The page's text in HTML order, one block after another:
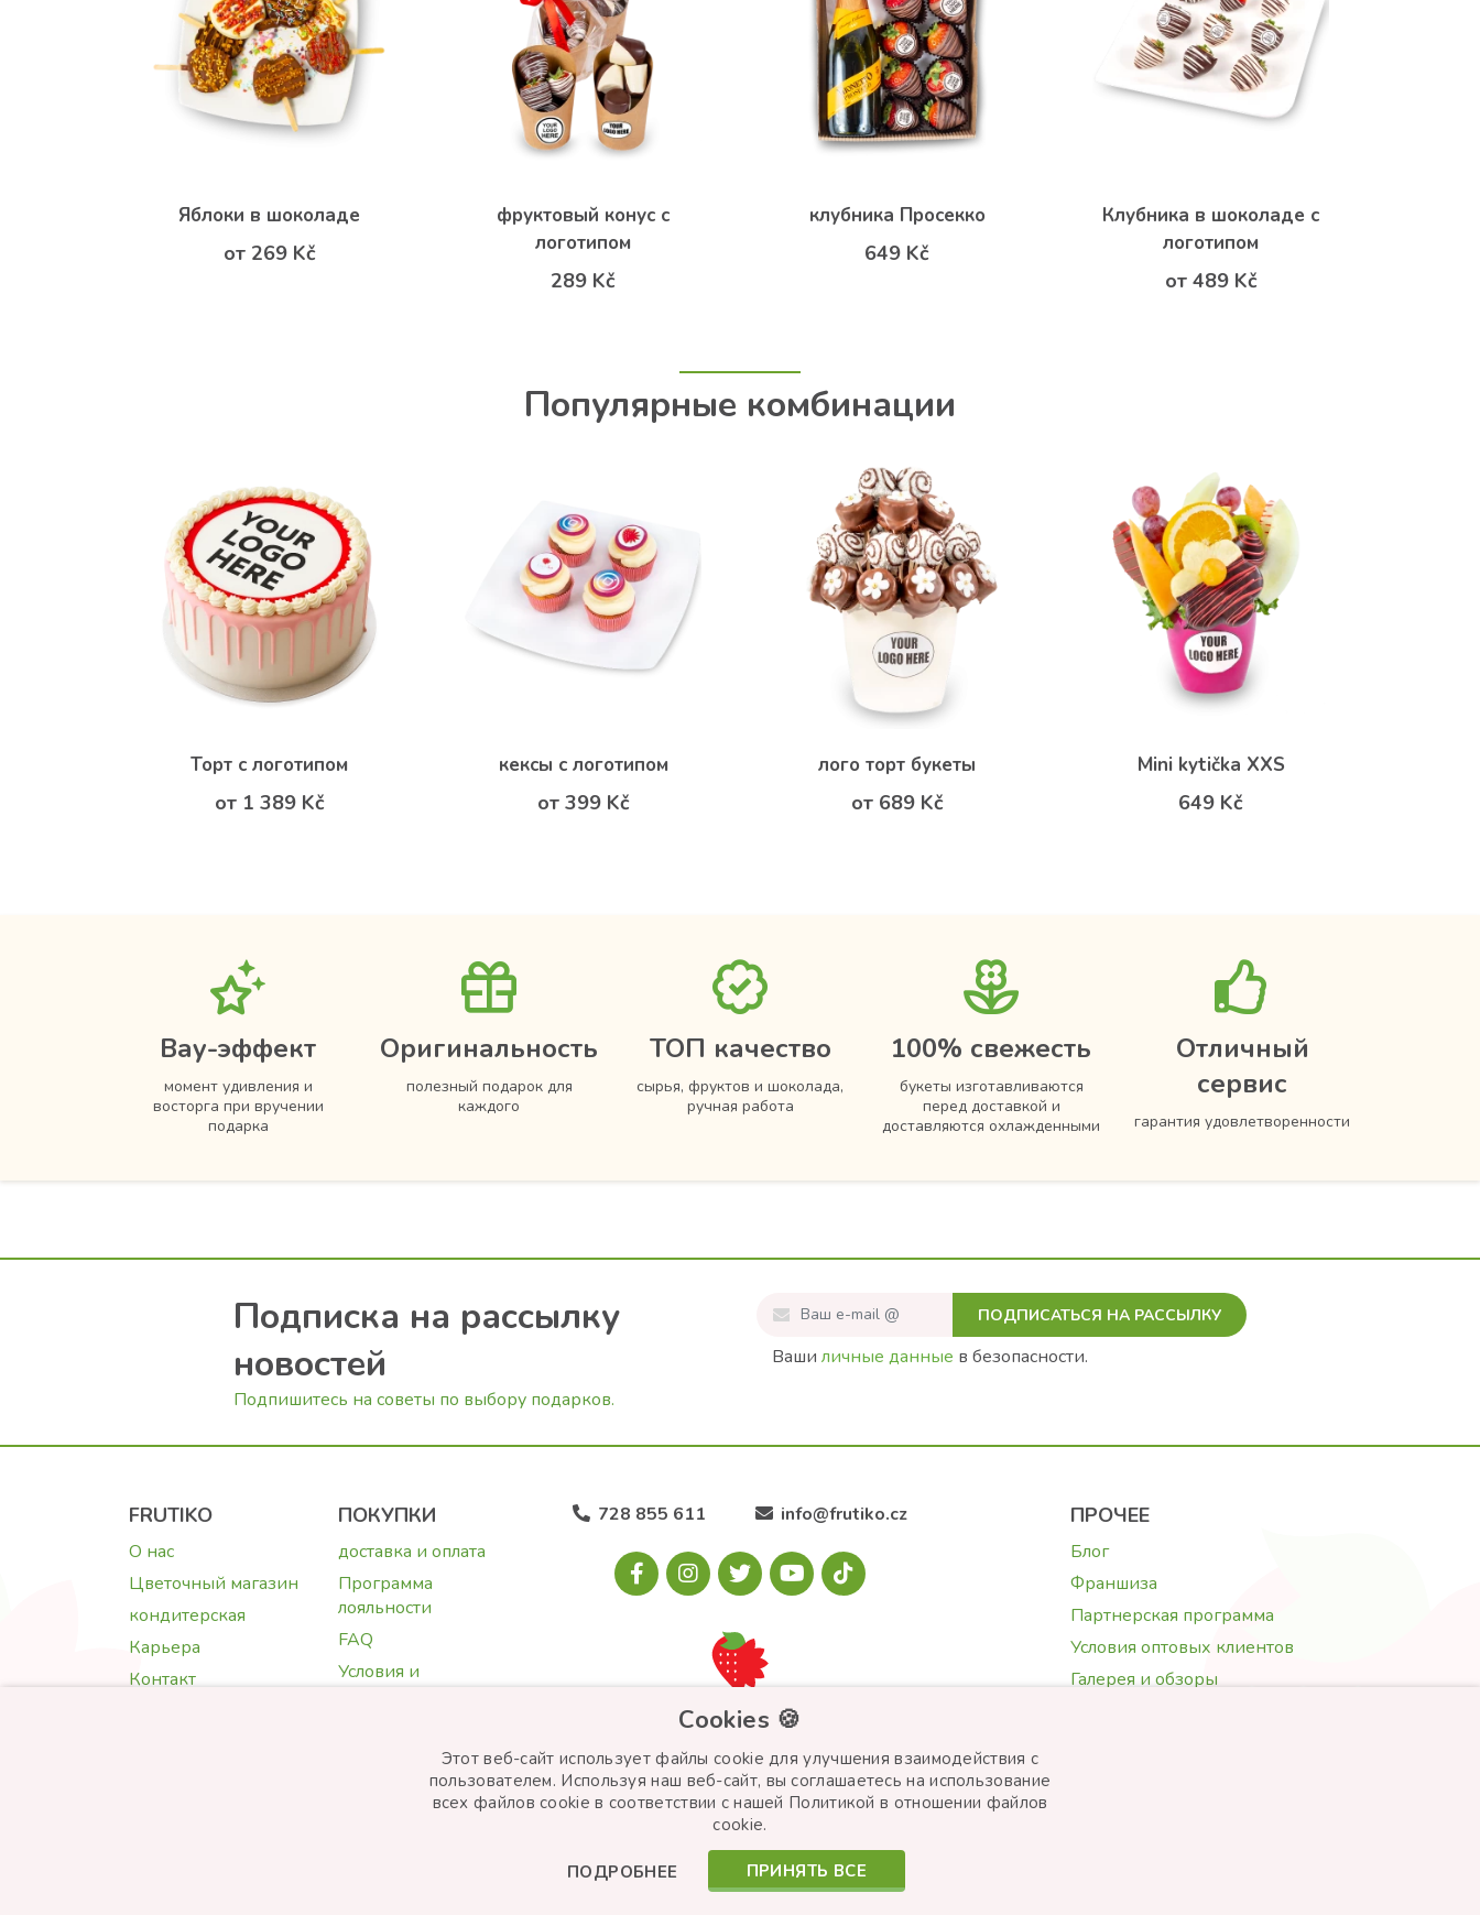
Яблоки в шоколаде
от 269 Kč
фруктовый конус с
логотипом
289 Kč
клубника Просекко
649 Kč
Клубника в шоколаде с
логотипом
от 489 Kč
Популярные комбинации
Торт с логотипом
от 1 389 Kč
кексы с логотипом
от 399 Kč
лого торт букеты
от 689 Kč
Mini kytička XXS
649 Kč
Вау-эффект
момент удивления и
восторга при вручении
подарка
Оригинальность
полезный подарок для
каждого
ТОП качество
сырья, фруктов и шоколада,
ручная работа
100% свежесть
букеты изготавливаются
перед доставкой и
доставляются охлажденными
Отличный
сервис
гарантия удовлетворенности
Подписка на рассылку
новостей
Подпишитесь на советы по выбору подарков.
ПОДПИСАТЬСЯ НА РАССЫЛКУ
Ваши личные данные в безопасности.
728 855 611 info@frutiko.cz
FRUTIKO
О нас
Цветочный магазин
кондитерская
Карьера
Контакт
ПОКУПКИ
доставка и оплата
Программа
лояльности
FAQ
Условия и
Гарантии качества
ПРОЧЕЕ
Блог
Франшиза
Партнерская программа
Условия оптовых клиентов
Галерея и обзоры
© Frutiko.cz 2026
Cookies 🍪
Этот веб-сайт использует файлы cookie для улучшения взаимодействия с
пользователем. Используя наш веб-сайт, вы соглашаетесь на использование
всех файлов cookie в соответствии с нашей Политикой в ​​отношении файлов
cookie.
ПРИНЯТЬ ВСЕ
ПОДРОБНЕЕ